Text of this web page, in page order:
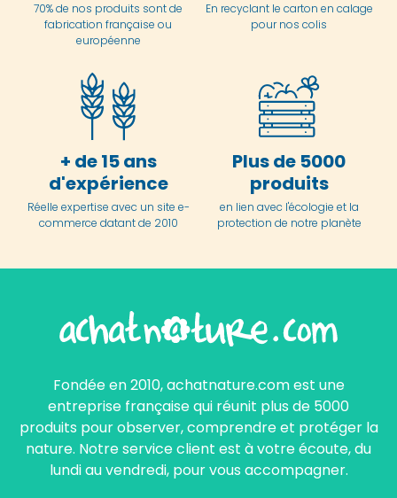
70% de nos produits sont de
fabrication française ou
européenne
En recyclant le carton en calage
pour nos colis
+ de 15 ans
d'expérience
Réelle expertise avec un site e-
commerce datant de 2010
Plus de 5000
produits
en lien avec l'écologie et la
protection de notre planète
Fondée en 2010, achatnature.com est une
entreprise française qui réunit plus de 5000
produits pour observer, comprendre et protéger la
nature. Notre service client est à votre écoute, du
lundi au vendredi, pour vous accompagner.